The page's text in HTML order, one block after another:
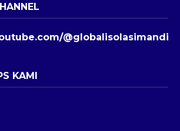
@globalisolasimandiri
KAMI